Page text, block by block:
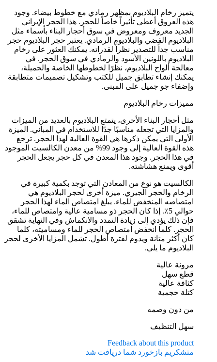
يتميز رخام البلاديوم بمظهر رمادي مع خطوط بيضاء. وجود
هذه العروق أعطى تأثيراً خاصاً للحجر. هذا الحجر الإيراني
الجديد معروف ومعروض في سوق أحجار البناء بأسماء مثل
البلاديوم الفضي والبلاديوم الرمادي. يعتبر حجر البلاديوم حجر
مناسب جداً للتصدير نظراً لقدراته. يمكنك العثور على رخام
البلاديوم باللونين الأسود والرمادي في سوق الحجر. في
معالجة ألواح البلاديوم، نظرًا لخطوطها الخاصة والجميلة،
يمكنك إنشاء تطابق جميل للكتب وتشكيل تصميمات متطابقة
وإضفاء جو جميل على المبنى.
مميزات رخام البلاديوم
مثل أحجار البناء الأخرى، يتمتع البلاديوم بالعديد من الميزات
والمزايا التي تجعله مناسبًا جدًا للاستخدام في المباني. الميزة
الأولى التي يمكن ذكرها هي القوة العالية لهذا الحجر. ترجع
هذه القوة العالية إلى وجود 99% من معدن الكالسيت الموجود
في هذا الحجر. وجود هذا المعدن في كل حجر يجعل الحجر
أقوى ويمنع هشاشته.
الكالسيت هو نوع من المعادن التي توجد بكمية كبيرة في
الرخام والحجر الجيري. ميزة أخرى لحجر البلاديوم هي
امتصاصه المنخفض للماء. يبلغ امتصاص الماء لهذا الحجر
حوالي 5٪. إذا كان الحجر ذو مسامية عالية وامتصاص للماء،
فإن ذلك يؤدي إلى زيادة التمدد والانكماش وفي النهاية تشقق
الحجر. كلما انخفض امتصاص الحجر للماء ومساميته، كلما
كان أكثر متانة ويدوم لفترة أطول. تشمل المزايا الأخرى لحجر
البلاديوم ما يلي.
مرونة عالية
قطع سهل
كثافة عالية
كتلة حجمية
من دون وصمه
سهل التنظيف
Feedback about this product
متشکریم بازخورد شما دریافت شد